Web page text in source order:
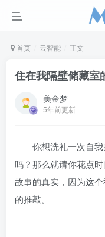
首页 云智能 正文
住在我隔壁储藏室
美金梦
5年前更新
你想洗礼一次自
吗？那么就请你花点
故事的真实，因为这
的推敲。